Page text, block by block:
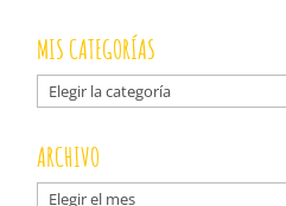
MIS CATEGORÍAS
Mis
categorías
ARCHIVO
Archivo